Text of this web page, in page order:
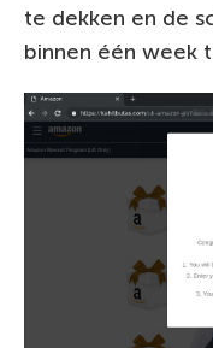
te dekken en de
binnen één week